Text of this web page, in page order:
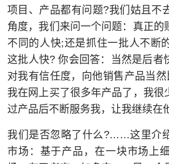
项目、产品都有问题?我们姑且不
角度，我们来问一个问题：真正的
不同的人快;还是抓住一批人不断
这批人快? 你会回答：当然是后者
对我有信任度，向他销售产品当
我在网上买了很多年产品了，我很
过产品后不断服务我，让我继续在
我们是否忽略了什么?……这里介
市场：基于产品，在一块市场上